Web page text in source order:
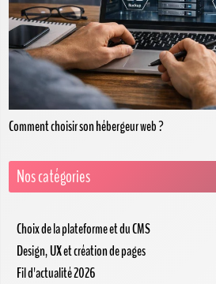
Comment choisir son hébergeur web ?
Nos catégories
Choix de la plateforme et du CMS
Design, UX et création de pages
Fil d'actualité 2026